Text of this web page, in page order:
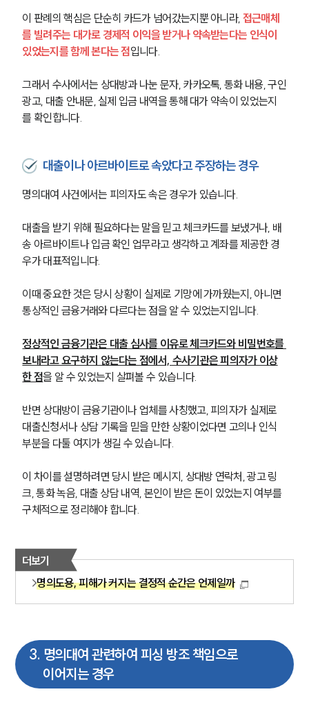
이 판례의 핵심은 단순히 카드가 넘어갔는지뿐 아니라, 접근매체
를 빌려주는 대가로 경제적 이익을 받거나 약속받는다는 인식이
있었는지를 함께 본다는 점입니다.
그래서 수사에서는 상대방과 나눈 문자, 카카오톡, 통화 내용, 구인
광고, 대출 안내문, 실제 입금 내역을 통해 대가 약속이 있었는지
를 확인합니다.
대출이나 아르바이트로 속았다고 주장하는 경우
명의대여 사건에서는 피의자도 속은 경우가 있습니다.
대출을 받기 위해 필요하다는 말을 믿고 체크카드를 보냈거나, 배
송 아르바이트나 입금 확인 업무라고 생각하고 계좌를 제공한 경
우가 대표적입니다.
이때 중요한 것은 당시 상황이 실제로 기망에 가까웠는지, 아니면
통상적인 금융거래와 다르다는 점을 알 수 있었는지입니다.
정상적인 금융기관은 대출 심사를 이유로 체크카드와 비밀번호를
보내라고 요구하지 않는다는 점에서, 수사기관은 피의자가 이상
한 점을 알 수 있었는지 살펴볼 수 있습니다.
반면 상대방이 금융기관이나 업체를 사칭했고, 피의자가 실제로
대출신청서나 상담 기록을 믿을 만한 상황이었다면 고의나 인식
부분을 다툴 여지가 생길 수 있습니다.
이 차이를 설명하려면 당시 받은 메시지, 상대방 연락처, 광고 링
크, 통화 녹음, 대출 상담 내역, 본인이 받은 돈이 있었는지 여부를
구체적으로 정리해야 합니다.
더보기
명의도용, 피해가 커지는 결정적 순간은 언제일까
3. 명의대여 관련하여 피싱 방조 책임으로
이어지는 경우